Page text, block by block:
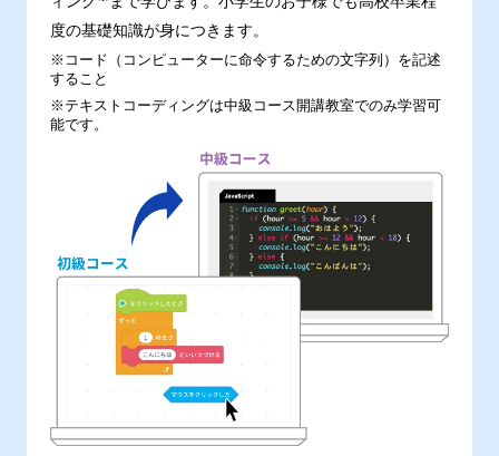
度の基礎知識が身につきます。
※コード（コンピューターに命令するための文字列）を記述
すること
※テキストコーディングは中級コース開講教室でのみ学習可
能です。